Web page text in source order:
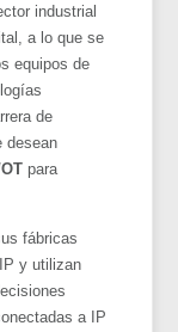
industrial
a lo que se
equipos de
de
desean
para
fábricas
y utilizan
a IP